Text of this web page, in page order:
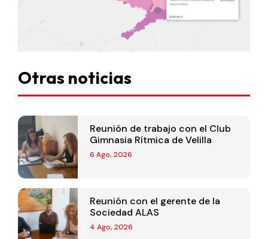
Otras noticias
Reunión de trabajo con el Club
Gimnasia Rítmica de Velilla
6 Ago, 2026
Reunión con el gerente de la
Sociedad ALAS
4 Ago, 2026